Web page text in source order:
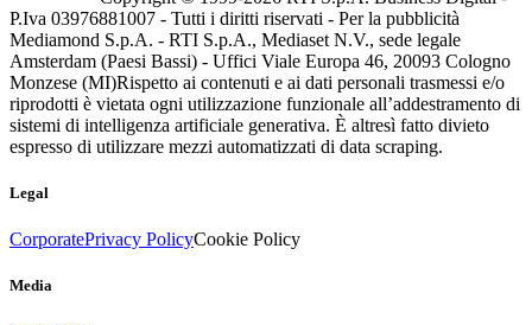
P.Iva 03976881007 - Tutti i diritti riservati - Per la pubblicità
Mediamond S.p.A. - RTI S.p.A., Mediaset N.V., sede legale
Amsterdam (Paesi Bassi) - Uffici Viale Europa 46, 20093 Cologno
Monzese (MI)Rispetto ai contenuti e ai dati personali trasmessi e/o
riprodotti è vietata ogni utilizzazione funzionale all’addestramento di
sistemi di intelligenza artificiale generativa. È altresì fatto divieto
espresso di utilizzare mezzi automatizzati di data scraping.
Legal
CorporatePrivacy PolicyCookie Policy
Media